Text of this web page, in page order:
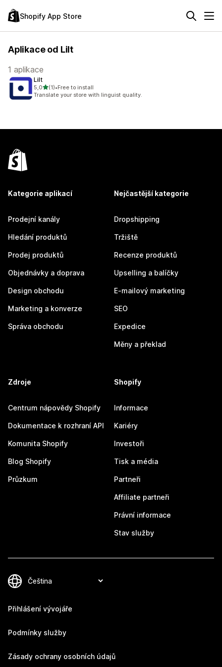
Shopify App Store
Aplikace od Lilt
1 aplikace
Lilt
5,0z 5 hvězd
(1)
Celkový počet recenzí: 1
•Free to install
Translate your store with linguist quality.
Kategorie aplikací
Prodejní kanály
Hledání produktů
Prodej produktů
Objednávky a doprava
Design obchodu
Marketing a konverze
Správa obchodu
Nejčastější kategorie
Dropshipping
Tržiště
Recenze produktů
Upselling a balíčky
E-mailový marketing
SEO
Expedice
Měny a překlad
Zdroje
Centrum nápovědy Shopify
Dokumentace k rozhraní API
Komunita Shopify
Blog Shopify
Průzkum
Shopify
Informace
Kariéry
Investoři
Tisk a média
Partneři
Affiliate partneři
Právní informace
Stav služby
Přihlášení vývojáře
Podmínky služby
Zásady ochrany osobních údajů